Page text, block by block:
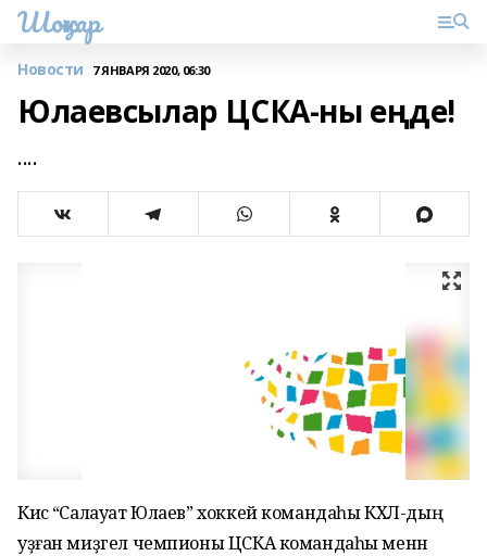
Шоңҡар
Новости 7 ЯНВАРЯ 2020, 06:30
Юлаевсылар ЦСКА-ны еңде!
....
Кисә “Салауат Юлаев” хоккей командаһы КХЛ-дың
уҙған миҙгел чемпионы ЦСКА командаһы менән